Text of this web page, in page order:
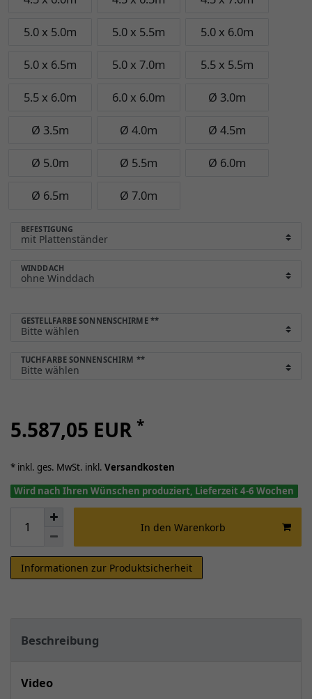
5.0 x 5.0m 5.0 x 5.5m 5.0 x 6.0m
5.0 x 6.5m 5.0 x 7.0m 5.5 x 5.5m
5.5 x 6.0m 6.0 x 6.0m Ø 3.0m
Ø 3.5m Ø 4.0m Ø 4.5m
Ø 5.0m Ø 5.5m Ø 6.0m
Ø 6.5m Ø 7.0m
BEFESTIGUNG
WINDDACH
GESTELLFARBE SONNENSCHIRME **
TUCHFARBE SONNENSCHIRM **
5.587,05 EUR *
* inkl. ges. MwSt. inkl. Versandkosten
Wird nach Ihren Wünschen produziert, Lieferzeit 4-6 Wochen
In den Warenkorb
Informationen zur Produktsicherheit
Beschreibung
Video